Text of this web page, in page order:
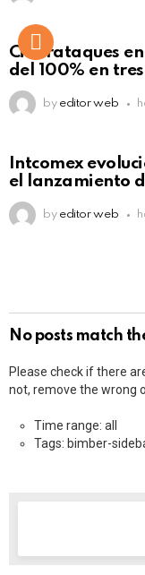
Ciberataques
del 100% en
by editor web
Intcomex
el lanzamiento
by editor web
No posts match
Please check if there
not, remove the wrong
Time range: all
Tags: bimber-